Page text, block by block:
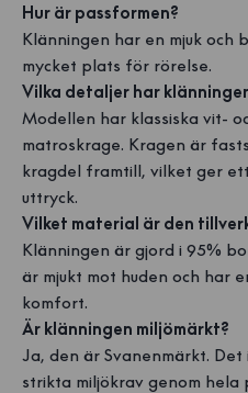
Hur är passformen?
Klänningen har en mjuk och
mycket plats för rörelse.
Vilka detaljer har
Modellen har klassiska vit-
matroskrage. Kragen är
kragdel framtill, vilket ger
uttryck.
Vilket material är den
Klänningen är gjord i 95%
är mjukt mot huden och har
komfort.
Är klänningen miljömärkt?
Ja, den är Svanenmärkt.
strikta miljökrav genom